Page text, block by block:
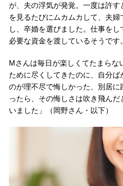
が、夫の浮気が発覚。一度は許
を見るたびにムカムカして、夫
し、卒婚を選びました。仕事を
必要な資金を渡しているそうです。
Mさんは毎日が楽しくてたまらな
ために尽くしてきたのに、自分
のが理不尽で悔しかった、別居
ったら、その悔しさは吹き飛ん
いました」（岡野さん・以下）